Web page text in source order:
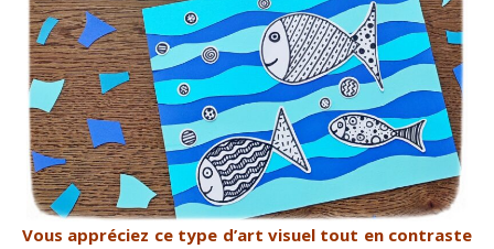
Vous appréciez ce type d’art visuel tout en contraste